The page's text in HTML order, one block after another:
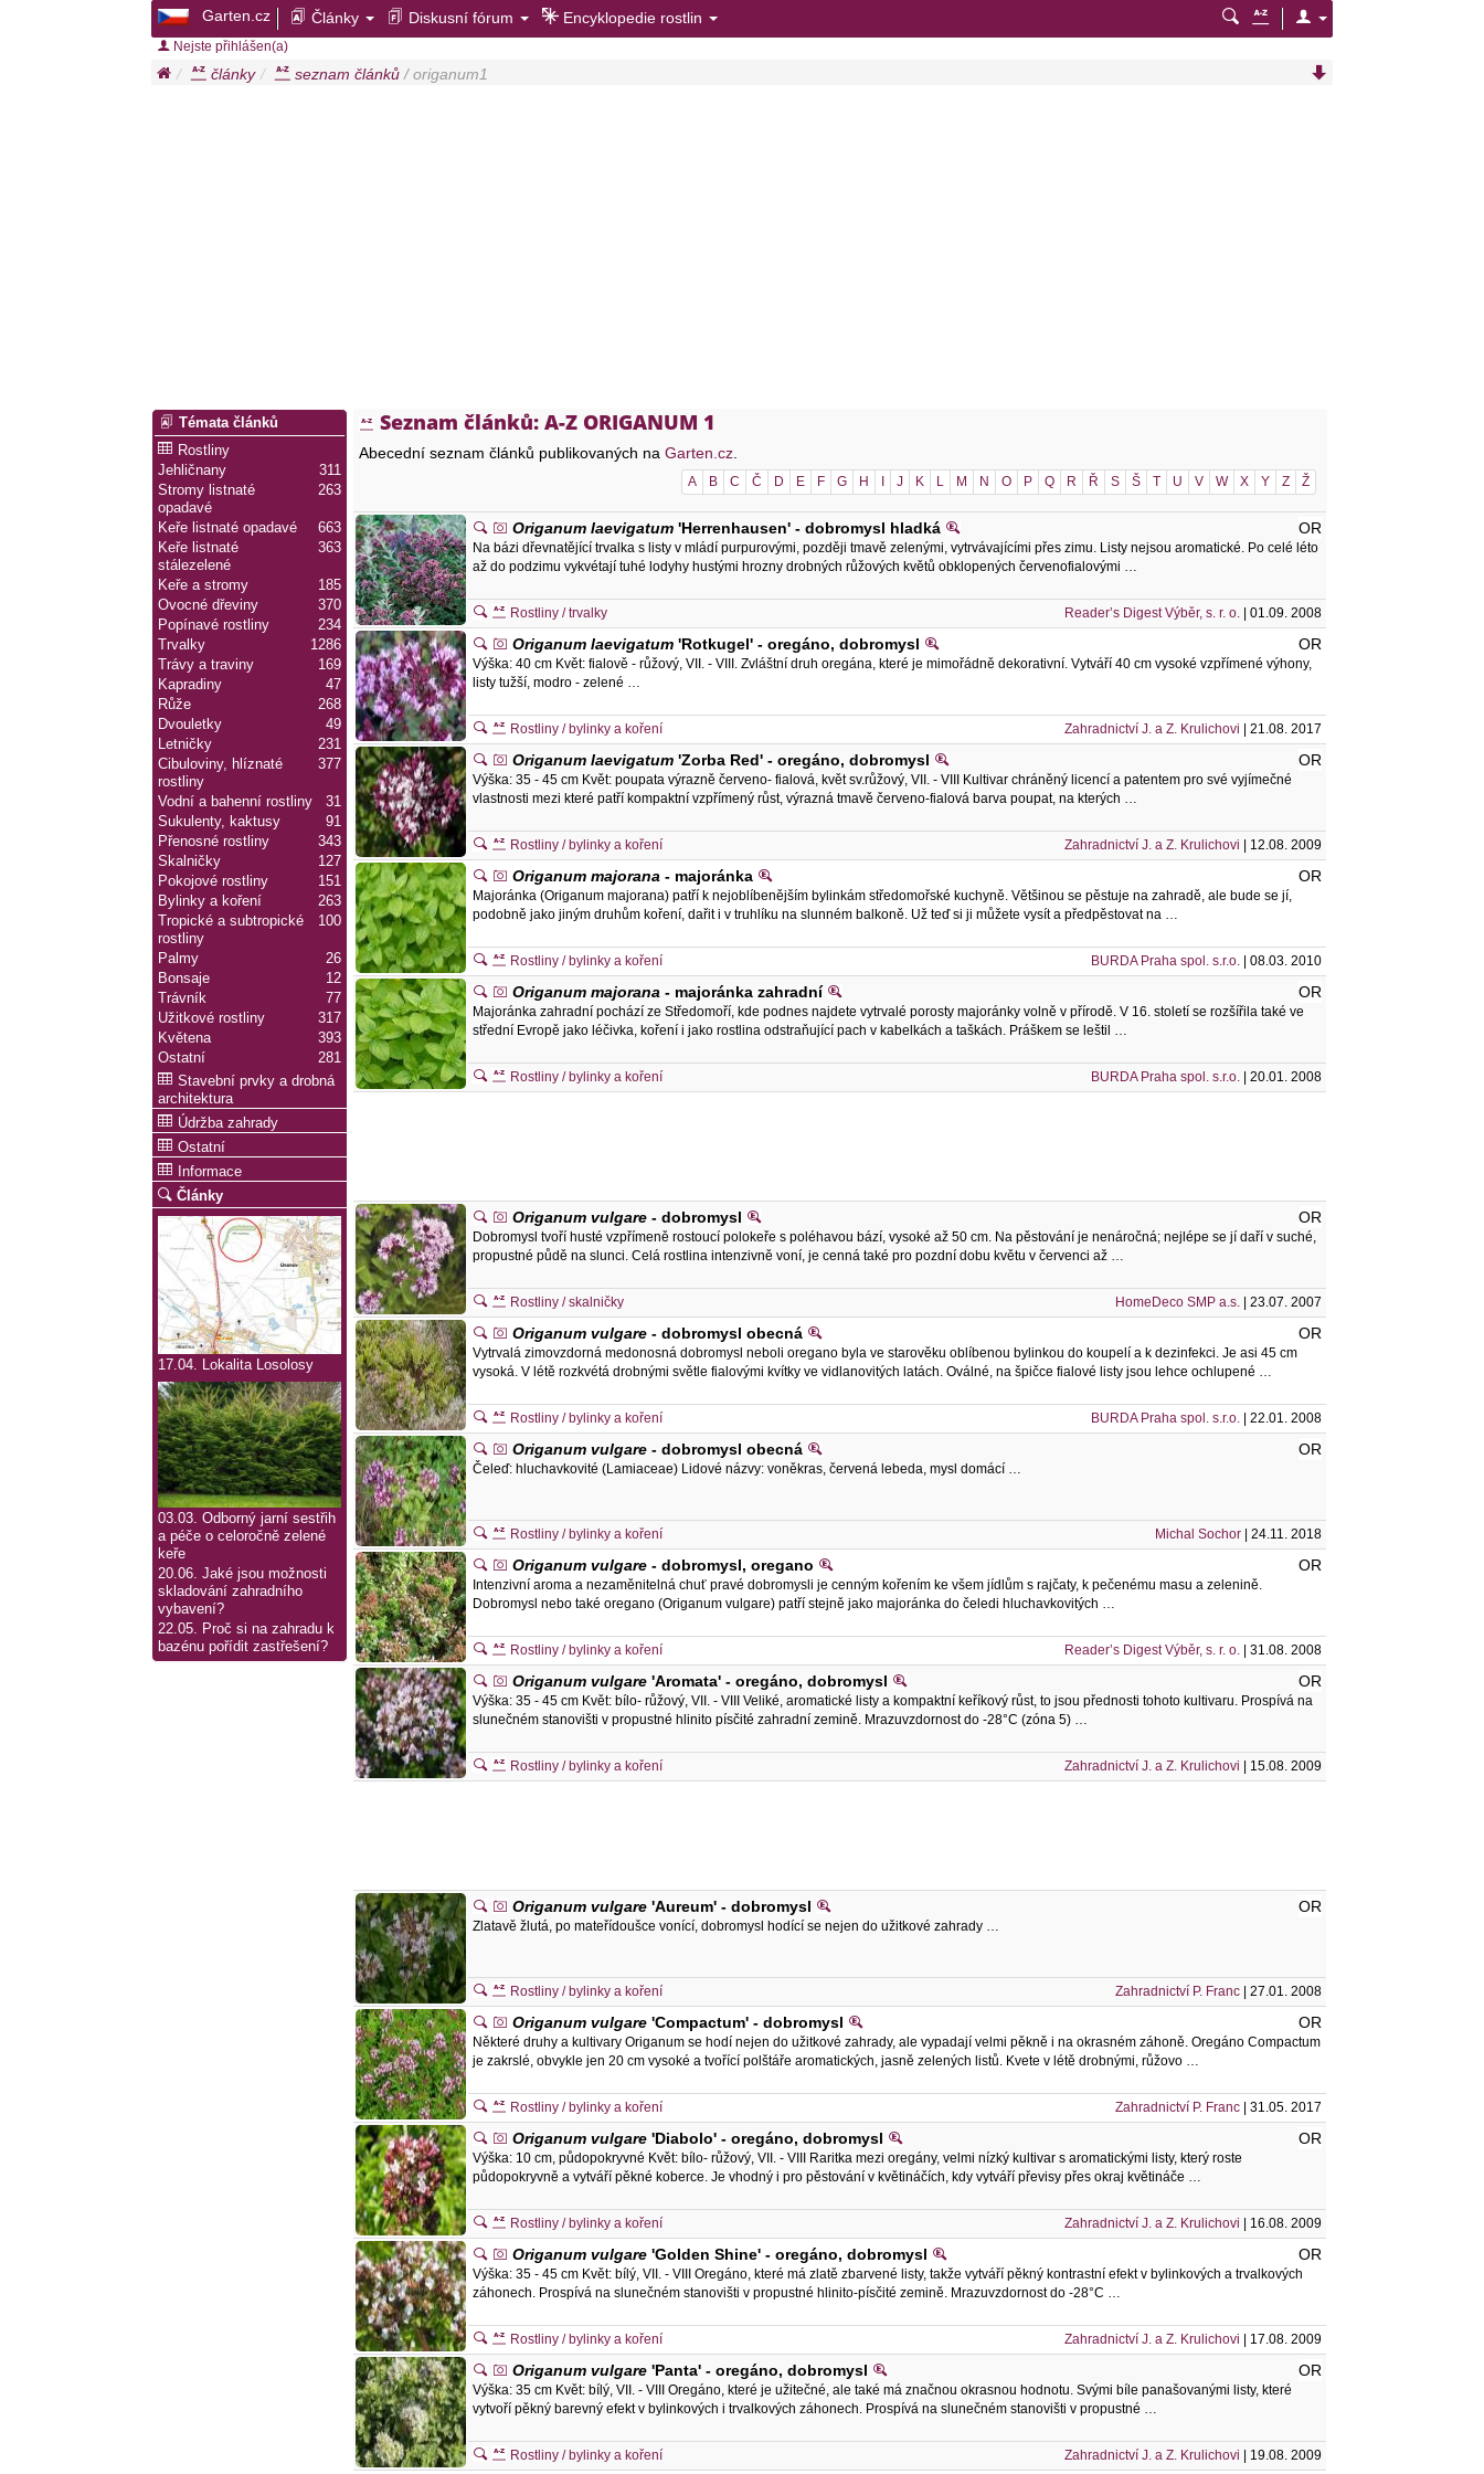
Garten.cz Články Diskusní fórum Encyklopedie rostlin
Nejste přihlášen(a)
články seznam článků / origanum1
Seznam článků: A-Z ORIGANUM 1
Abecední seznam článků publikovaných naGarten.cz
A B C Č D E F G H J K L M N O P Q R Ř S Š T U V W X Y Z Ž
Origanum laevigatum 'Herrenhausen' - dobromysl hladká OR
Na bázi dřevnatějící trvalka s listy v mládí purpurovými, později tmavě zelenými, vytrvávajícími přes zimu. Listy nejsou aromatické. Po celé léto
až do podzimu vykvétají tuhé lodyhy hustými hrozny drobných růžových květů obklopených červenofialovými …
Reader’s Digest Výběr, s. r. o. | 01.09. 2008
Rostliny / trvalky
Origanum laevigatum 'Rotkugel' - oregáno, dobromysl OR
Výška: 40 cm Květ: fialově - růžový, VII. - VIII. Zvláštní druh oregána, které je mimořádně dekorativní. Vytváří 40 cm vysoké vzpřímené výhony,
listy tužší, modro - zelené …
Zahradnictví J. a Z. Krulichovi | 21.08. 2017
Rostliny / bylinky a koření
Origanum laevigatum 'Zorba Red' - oregáno, dobromysl OR
Výška: 35 - 45 cm Květ: poupata výrazně červeno- fialová, květ sv.růžový, VII. - VIII Kultivar chráněný licencí a patentem pro své vyjímečné
vlastnosti mezi které patří kompaktní vzpřímený růst, výrazná tmavě červeno-fialová barva poupat, na kterých …
Zahradnictví J. a Z. Krulichovi | 12.08. 2009
Rostliny / bylinky a koření
Origanum majorana - majoránka OR
Majoránka (Origanum majorana) patří k nejoblíbenějším bylinkám středomořské kuchyně. Většinou se pěstuje na zahradě, ale bude se jí,
podobně jako jiným druhům koření, dařit i v truhlíku na slunném balkoně. Už teď si ji můžete vysít a předpěstovat na …
BURDA Praha spol. s.r.o. | 08.03. 2010
Rostliny / bylinky a koření
Origanum majorana - majoránka zahradní OR
Majoránka zahradní pochází ze Středomoří, kde podnes najdete vytrvalé porosty majoránky volně v přírodě. V 16. století se rozšířila také ve
střední Evropě jako léčivka, koření i jako rostlina odstraňující pach v kabelkách a taškách. Práškem se leštil …
BURDA Praha spol. s.r.o. | 20.01. 2008
Rostliny / bylinky a koření
Origanum vulgare - dobromysl OR
Dobromysl tvoří husté vzpřímeně rostoucí polokeře s poléhavou bází, vysoké až 50 cm. Na pěstování je nenáročná; nejlépe se jí daří v suché,
propustné půdě na slunci. Celá rostlina intenzivně voní, je cenná také pro pozdní dobu květu v červenci až …
HomeDeco SMP a.s. | 23.07. 2007
Rostliny / skalničky
Origanum vulgare - dobromysl obecná OR
Vytrvalá zimovzdorná medonosná dobromysl neboli oregano byla ve starověku oblíbenou bylinkou do koupelí a k dezinfekci. Je asi 45 cm
vysoká. V létě rozkvétá drobnými světle fialovými kvítky ve vidlanovitých latách. Oválné, na špičce fialové listy jsou lehce ochlupené …
BURDA Praha spol. s.r.o. | 22.01. 2008
Rostliny / bylinky a koření
Origanum vulgare - dobromysl obecná OR
Čeleď: hluchavkovité (Lamiaceae) Lidové názvy: voněkras, červená lebeda, mysl domácí …
Michal Sochor | 24.11. 2018
Rostliny / bylinky a koření
Origanum vulgare - dobromysl, oregano OR
Intenzivní aroma a nezaměnitelná chuť pravé dobromysli je cenným kořením ke všem jídlům s rajčaty, k pečenému masu a zelenině.
Dobromysl nebo také oregano (Origanum vulgare) patří stejně jako majoránka do čeledi hluchavkovitých …
Reader’s Digest Výběr, s. r. o. | 31.08. 2008
Rostliny / bylinky a koření
Origanum vulgare 'Aromata' - oregáno, dobromysl OR
Výška: 35 - 45 cm Květ: bílo- růžový, VII. - VIII Veliké, aromatické listy a kompaktní keříkový růst, to jsou přednosti tohoto kultivaru. Prospívá na
slunečném stanovišti v propustné hlinito písčité zahradní zemině. Mrazuvzdornost do -28°C (zóna 5) …
Zahradnictví J. a Z. Krulichovi | 15.08. 2009
Rostliny / bylinky a koření
Origanum vulgare 'Aureum' - dobromysl OR
Zlatavě žlutá, po mateřídoušce vonící, dobromysl hodící se nejen do užitkové zahrady …
Zahradnictví P. Franc | 27.01. 2008
Rostliny / bylinky a koření
Origanum vulgare 'Compactum' - dobromysl OR
Některé druhy a kultivary Origanum se hodí nejen do užitkové zahrady, ale vypadají velmi pěkně i na okrasném záhoně. Oregáno Compactum
je zakrslé, obvykle jen 20 cm vysoké a tvořící polštáře aromatických, jasně zelených listů. Kvete v létě drobnými, růžovo …
Zahradnictví P. Franc | 31.05. 2017
Rostliny / bylinky a koření
Origanum vulgare 'Diabolo' - oregáno, dobromysl OR
Výška: 10 cm, půdopokryvné Květ: bílo- růžový, VII. - VIII Raritka mezi oregány, velmi nízký kultivar s aromatickými listy, který roste
půdopokryvně a vytváří pěkné koberce. Je vhodný i pro pěstování v květináčích, kdy vytváří převisy přes okraj květináče …
Zahradnictví J. a Z. Krulichovi | 16.08. 2009
Rostliny / bylinky a koření
Origanum vulgare 'Golden Shine' - oregáno, dobromysl OR
Výška: 35 - 45 cm Květ: bílý, VII. - VIII Oregáno, které má zlatě zbarvené listy, takže vytváří pěkný kontrastní efekt v bylinkových a trvalkových
záhonech. Prospívá na slunečném stanovišti v propustné hlinito-písčité zemině. Mrazuvzdornost do -28°C …
Zahradnictví J. a Z. Krulichovi | 17.08. 2009
Rostliny / bylinky a koření
Origanum vulgare 'Panta' - oregáno, dobromysl OR
Výška: 35 cm Květ: bílý, VII. - VIII Oregáno, které je užitečné, ale také má značnou okrasnou hodnotu. Svými bíle panašovanými listy, které
vytvoří pěkný barevný efekt v bylinkových i trvalkových záhonech. Prospívá na slunečném stanovišti v propustné …
Zahradnictví J. a Z. Krulichovi | 19.08. 2009
Rostliny / bylinky a koření
Témata článků
Rostliny
311
Jehličnany
263
Stromy listnaté
opadavé
663
Keře listnaté opadavé
363
Keře listnaté
stálezelené
185
Keře a stromy
370
Ovocné dřeviny
234
Popínavé rostliny
1286
Trvalky
169
Trávy a traviny
47
Kapradiny
268
Růže
49
Dvouletky
231
Letničky
377
Cibuloviny, hlíznaté
rostliny
31
Vodní a bahenní rostliny
91
Sukulenty, kaktusy
343
Přenosné rostliny
127
Skalničky
151
Pokojové rostliny
263
Bylinky a koření
100
Tropické a subtropické
rostliny
26
Palmy
12
Bonsaje
77
Trávník
317
Užitkové rostliny
393
Květena
281
Ostatní
Stavební prvky a drobná
architektura
Údržba zahrady
Ostatní
Informace
Články
17.04. Lokalita Losolosy
03.03. Odborný jarní sestřih
a péče o celoročně zelené
keře
20.06. Jaké jsou možnosti
skladování zahradního
vybavení?
22.05. Proč si na zahradu k
bazénu pořídit zastřešení?